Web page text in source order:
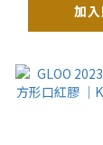
加